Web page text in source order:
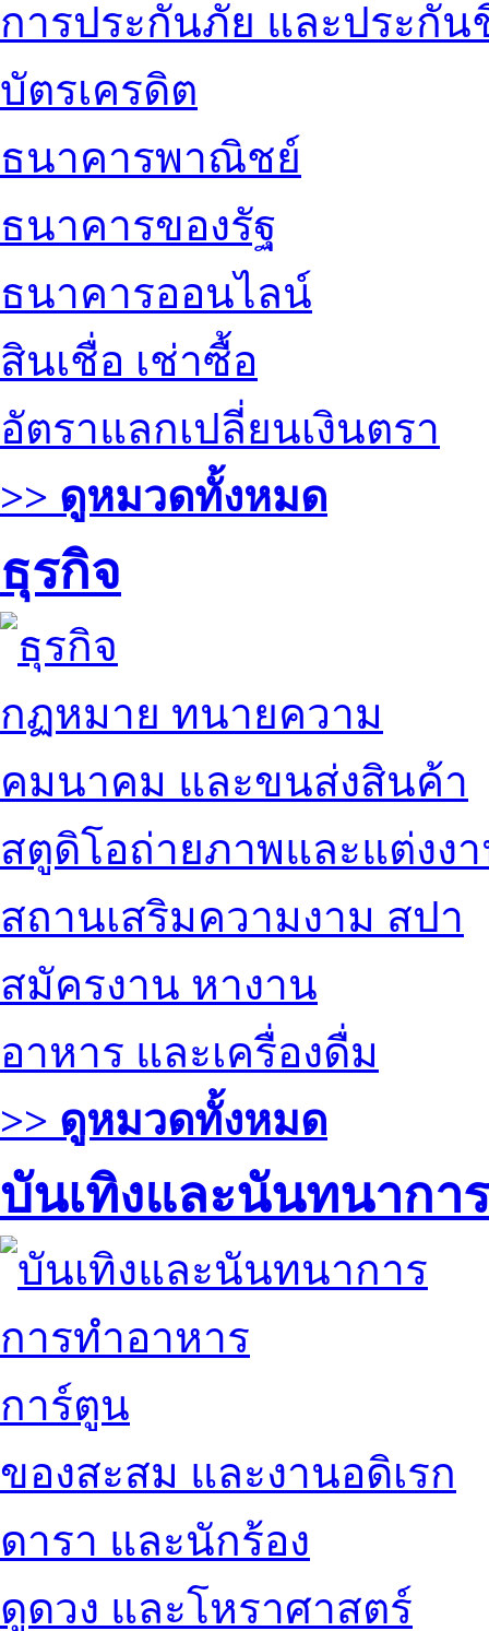
การประกันภัย และประกัน
บัตรเครดิต
ธนาคารพาณิชย์
ธนาคารของรัฐ
ธนาคารออนไลน์
สินเชื่อ เช่าซื้อ
อัตราแลกเปลี่ยนเงินตรา
>> ดูหมวดทั้งหมด
ธุรกิจ
กฏหมาย ทนายความ
คมนาคม และขนส่งสินค้า
สตูดิโอถ่ายภาพและแต่งง
สถานเสริมความงาม สปา
สมัครงาน หางาน
อาหาร และเครื่องดื่ม
>> ดูหมวดทั้งหมด
บันเทิงและนันทนาการ
การทำอาหาร
การ์ตูน
ของสะสม และงานอดิเรก
ดารา และนักร้อง
ดูดวง และโหราศาสตร์